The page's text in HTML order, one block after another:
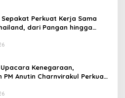
Perkuat Kerja Sama
dari Pangan hingga
Kenegaraan,
PM Anutin Charnvirakul Perkuat
Indonesia-Thailand